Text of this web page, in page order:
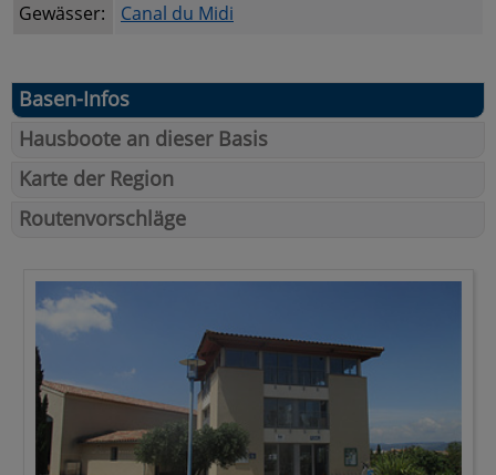
Gewässer:
Canal du Midi
Basen-Infos
Hausboote an dieser Basis
Karte der Region
Routenvorschläge